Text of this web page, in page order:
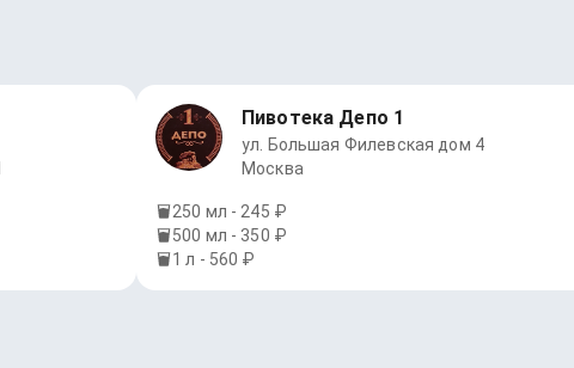
Пивотека Депо 1
ул. Большая Филевская дом 4
Москва
250 мл - 245 ₽
500 мл - 350 ₽
1 л - 560 ₽